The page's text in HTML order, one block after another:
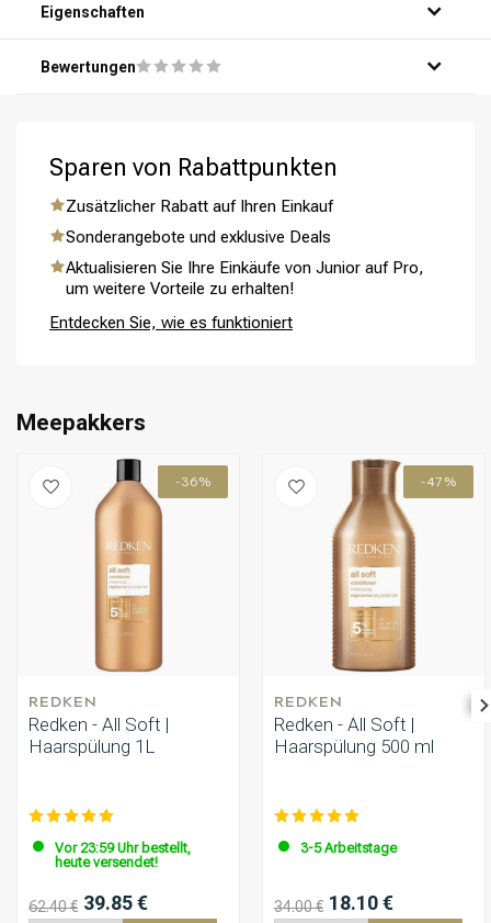
Umformung CombiDeals
Schritt 3: Verteile das Produkt gleichmäßig über dein Haar,
Schritt 4: Lasse das Produkt einige Minuten einwirken.
Schritt 5: Spüle dein Haar gründlich mit Wasser aus.
Eigenschaften
Bewertungen
Sparen von Rabattpunkten
Zusätzlicher Rabatt auf Ihren Einkauf
Sonderangebote und exklusive Deals
Aktualisieren Sie Ihre Einkäufe von Junior auf Pro,
um weitere Vorteile zu erhalten!
Entdecken Sie, wie es funktioniert
Meepakkers
-36%
REDKEN
Redken - All Soft |
Haarspülung 1L
Vor 23:59 Uhr bestellt,
heute versendet!
62.40 € 39.85 €
-47%
REDKEN
Redken - All Soft |
Haarspülung 500 ml
3-5 Arbeitstage
34.00 € 18.10 €